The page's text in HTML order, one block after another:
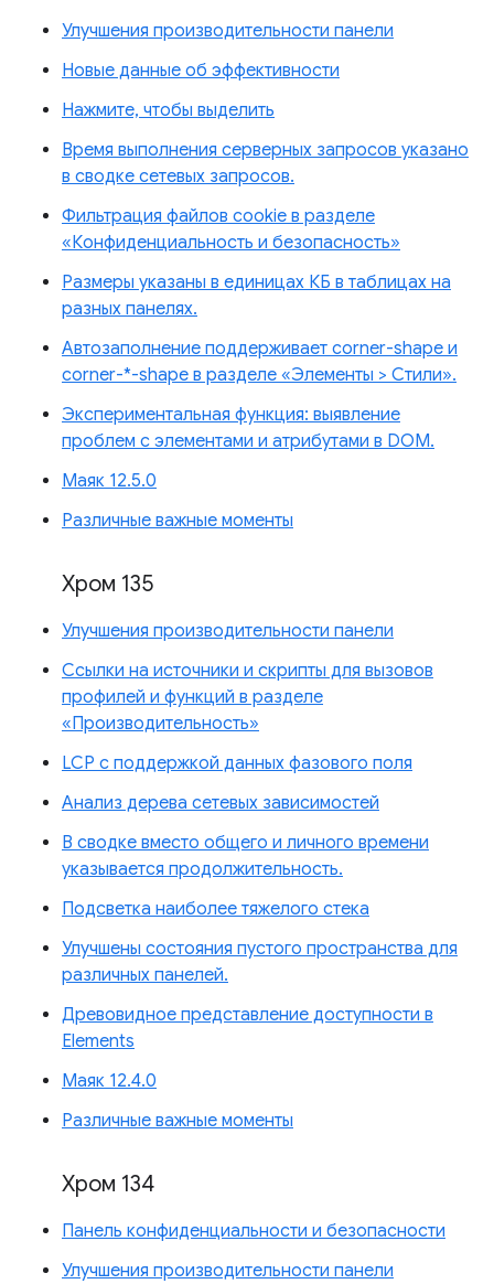
Улучшения производительности панели
Новые данные об эффективности
Нажмите, чтобы выделить
Время выполнения серверных запросов указано
в сводке сетевых запросов.
Фильтрация файлов cookie в разделе
«Конфиденциальность и безопасность»
Размеры указаны в единицах КБ в таблицах на
разных панелях.
Автозаполнение поддерживает corner-shape и
corner-*-shape в разделе «Элементы > Стили».
Экспериментальная функция: выявление
проблем с элементами и атрибутами в DOM.
Маяк 12.5.0
Различные важные моменты
Хром 135
Улучшения производительности панели
Ссылки на источники и скрипты для вызовов
профилей и функций в разделе
«Производительность»
LCP с поддержкой данных фазового поля
Анализ дерева сетевых зависимостей
В сводке вместо общего и личного времени
указывается продолжительность.
Подсветка наиболее тяжелого стека
Улучшены состояния пустого пространства для
различных панелей.
Древовидное представление доступности в
Elements
Маяк 12.4.0
Различные важные моменты
Хром 134
Панель конфиденциальности и безопасности
Улучшения производительности панели